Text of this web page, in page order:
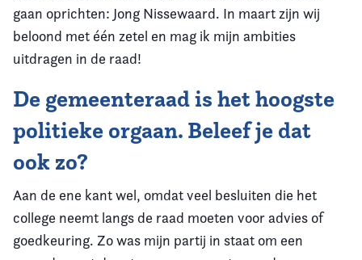
gaan oprichten: Jong Nissewaard. In maart zijn wij
beloond met één zetel en mag ik mijn ambities
uitdragen in de raad!
De gemeenteraad is het hoogste
politieke orgaan. Beleef je dat
ook zo?
Aan de ene kant wel, omdat veel besluiten die het
college neemt langs de raad moeten voor advies of
goedkeuring. Zo was mijn partij in staat om een